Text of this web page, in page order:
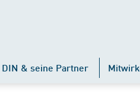
DIN & seine Partner